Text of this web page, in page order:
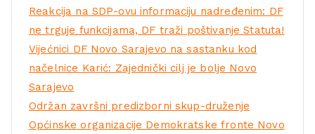
Reakcija na SDP-ovu informaciju nadređenim: DF
ne trguje funkcijama, DF traži poštivanje Statuta!
Vijećnici DF Novo Sarajevo na sastanku kod
načelnice Karić: Zajednički cilj je bolje Novo
Sarajevo
Održan završni predizborni skup-druženje
Općinske organizacije Demokratske fronte Novo